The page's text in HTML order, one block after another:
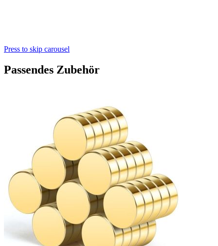
Press to skip carousel
Passendes Zubehör